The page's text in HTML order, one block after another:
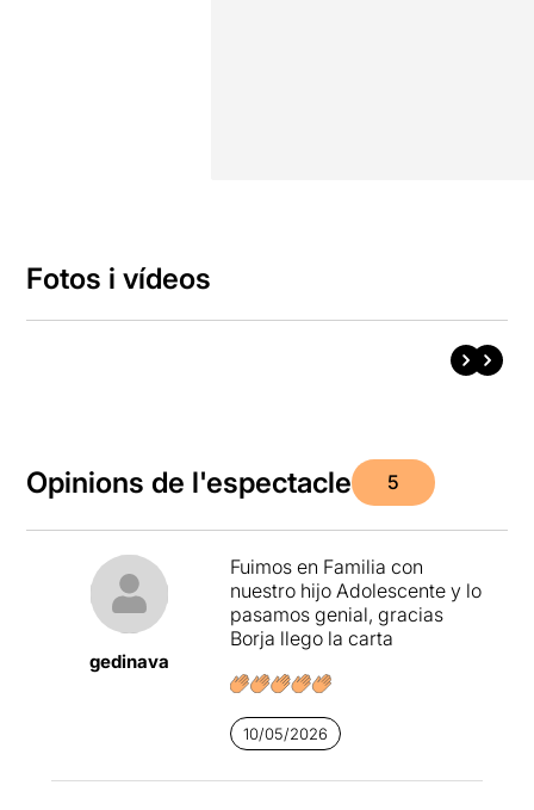
Fotos i vídeos
Opinions de l'espectacle 5
gedinava
Fuimos en Familia con
nuestro hijo Adolescente y lo
pasamos genial, gracias
Borja llego la carta
10/05/2026